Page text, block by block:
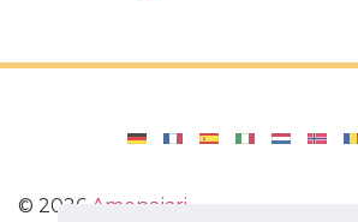
© 2026 Amenajari